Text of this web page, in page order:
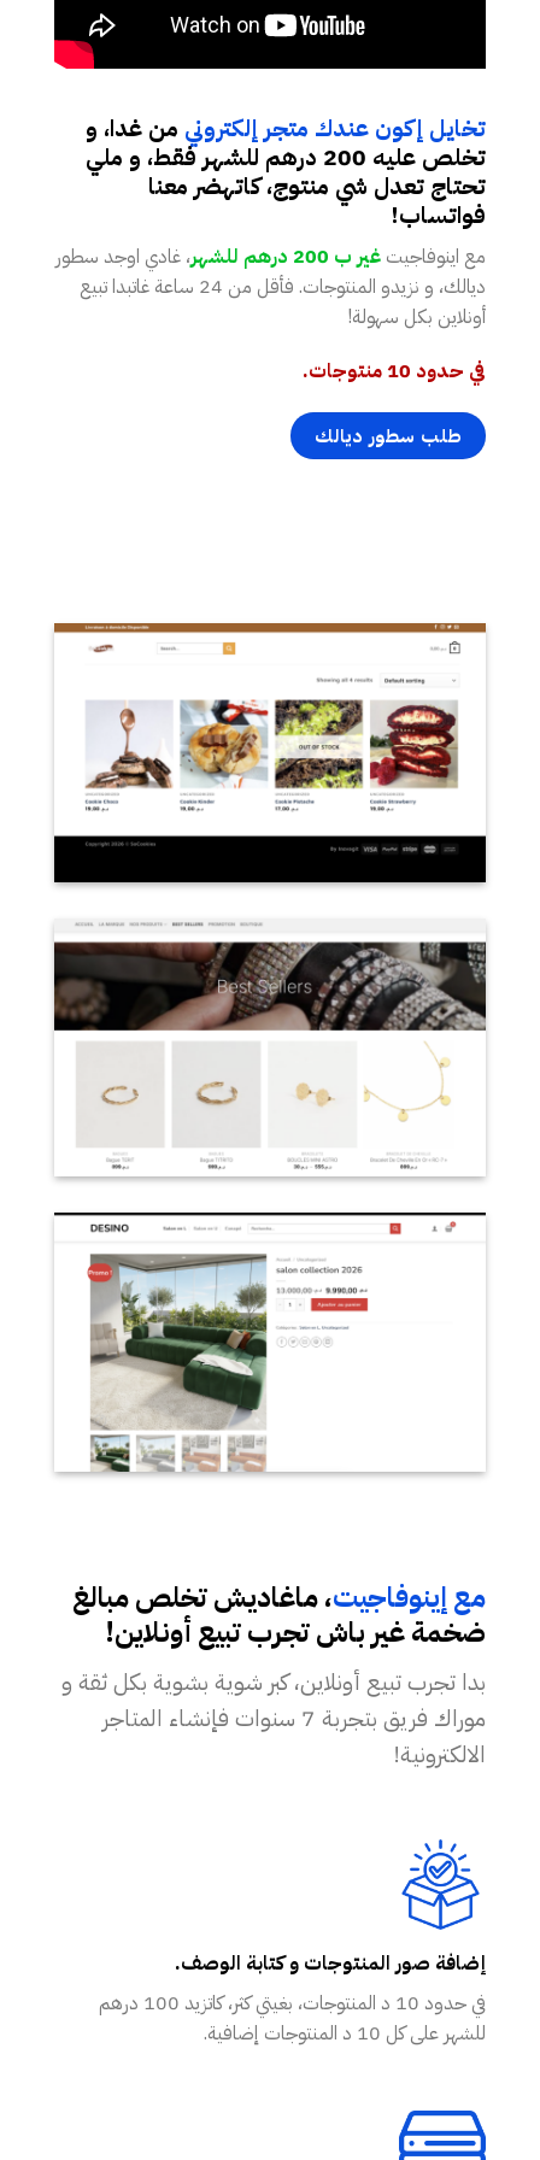
تخايل إكون عندك متجر إلكتروني من غدا، و
تخلص عليه 200 درهم للشهر فقط، و ملي
تحتاج تعدل شي منتوج، كاتهضر معنا
فواتساب!
مع اينوفاجيت غير ب 200 درهم للشهر
، غادي اوجد سطور
ديالك، و نزيدو المنتوجات. فأقل من 24 ساعة غاتبدا تبيع
أونلاين بكل سهولة!
في حدود 10 منتوجات.
طلب سطور ديالك
مع إينوفاجيت، ماغاديش تخلص مبالغ
ضخمة غير باش تجرب تبيع أونلاين!
بدا تجرب تبيع أونلاين، كبر شوية بشوية بكل ثقة و
موراك فريق بتجربة 7 سنوات فإنشاء المتاجر
الالكترونية!
إضافة صور المنتوجات و كتابة الوصف.
في حدود 10 د المنتوجات، بغيتي كثر، كاتزيد 100 درهم
للشهر على كل 10 د المنتوجات إضافية.